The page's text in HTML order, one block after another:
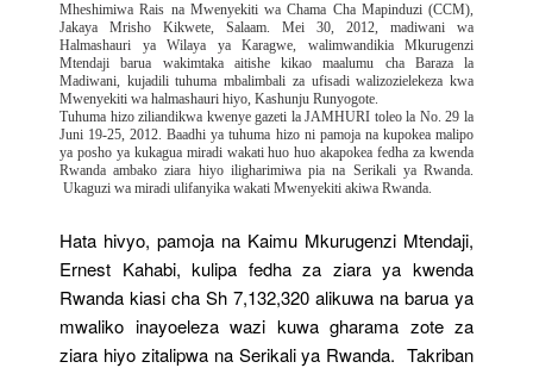
Mheshimiwa Rais na Mwenyekiti wa Chama Cha Mapinduzi (CCM),
Jakaya Mrisho Kikwete, Salaam. Mei 30, 2012, madiwani wa
Halmashauri ya Wilaya ya Karagwe, walimwandikia Mkurugenzi
Mtendaji barua wakimtaka aitishe kikao maalumu cha Baraza la
Madiwani, kujadili tuhuma mbalimbali za ufisadi walizozielekeza kwa
Mwenyekiti wa halmashauri hiyo, Kashunju Runyogote.
Tuhuma hizo ziliandikwa kwenye gazeti la JAMHURI toleo la No. 29 la
Juni 19-25, 2012. Baadhi ya tuhuma hizo ni pamoja na kupokea malipo
ya posho ya kukagua miradi wakati huo huo akapokea fedha za kwenda
Rwanda ambako ziara hiyo iligharimiwa pia na Serikali ya Rwanda.
Ukaguzi wa miradi ulifanyika wakati Mwenyekiti akiwa Rwanda.
Hata hivyo, pamoja na Kaimu Mkurugenzi Mtendaji,
Ernest Kahabi, kulipa fedha za ziara ya kwenda
Rwanda kiasi cha Sh 7,132,320 alikuwa na barua ya
mwaliko inayoeleza wazi kuwa gharama zote za
ziara hiyo zitalipwa na Serikali ya Rwanda. Takriban